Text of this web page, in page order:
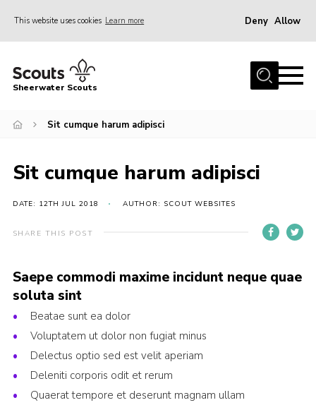
This website uses cookies Learn more Deny Allow
Home
Join
News
Gallery
Hall Hire
Member’s Area
Cookies / GDPR
Sitemap
Sheerwater Scouts
Sit cumque harum adipisci
Sit cumque harum adipisci
DATE: 12TH JUL 2018 AUTHOR: SCOUT WEBSITES
SHARE THIS POST
Saepe commodi maxime incidunt neque quae
soluta sint
Beatae sunt ea dolor
Voluptatem ut dolor non fugiat minus
Delectus optio sed est velit aperiam
Deleniti corporis odit et rerum
Quaerat tempore et deserunt magnam ullam